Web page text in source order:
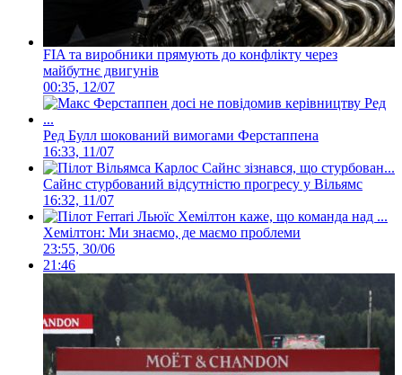
FIA та виробники прямують до конфлікту через
майбутнє двигунів
00:35, 12/07
Ред Булл шокований вимогами Ферстаппена
16:33, 11/07
Сайнс стурбований відсутністю прогресу у Вільямс
16:32, 11/07
Хемілтон: Ми знаємо, де маємо проблеми
23:55, 30/06
21:46